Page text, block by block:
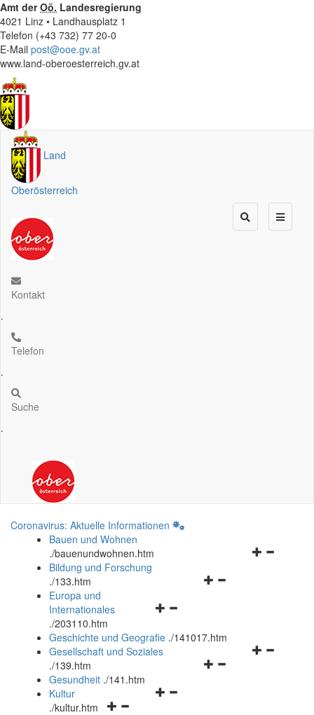
Amt derOö. Landesregierung
4021 Linz • Landhausplatz 1
Telefon (+43 732) 77 20-0
E-Mail post@ooe.gv.at
www.land-oberoesterreich.gv.at
Land
Oberösterreich
Kontakt
.
Telefon
.
Suche
.
Coronavirus: Aktuelle Informationen
Bauen und Wohnen
./bauenundwohnen.htm
Navigationsmenü
Bildung und Forschung
./133.htm
Navigationsmenü
und
schließen
Europa und
Internationales
./203110.htm
Geschichte und Geografie ./141017.htm
Navigationsmenü
Gesellschaft und Soziales
./139.htm
Navigationsmenü
Gesundheit ./141.htm
Navigationsmenü
Kultur
./kultur.htm